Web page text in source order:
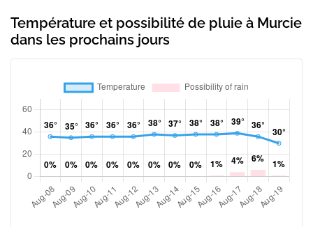
Température et possibilité de pluie à Murcie
dans les prochains jours